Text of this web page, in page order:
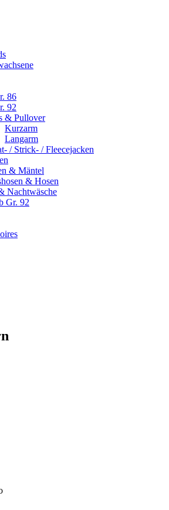
86
92
& Pullover
Kurzarm
Langarm
/ Strick- / Fleecejacken
& Mäntel
& Hosen
Nachtwäsche
Gr. 92